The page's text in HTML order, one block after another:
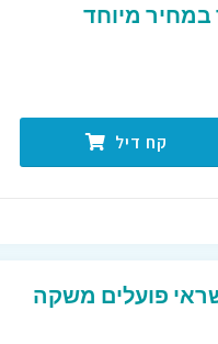
במחיר מיוחד
קח דיל
פועלים משקה